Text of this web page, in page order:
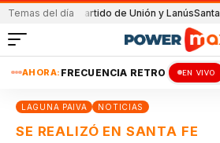
Temas del día
en el partido de Unión y LanúsSanta Fe
AHORA: FRECUENCIA RETRO EN VIVO
LAGUNA PAIVA NOTICIAS
SE REALIZÓ EN SANTA FE